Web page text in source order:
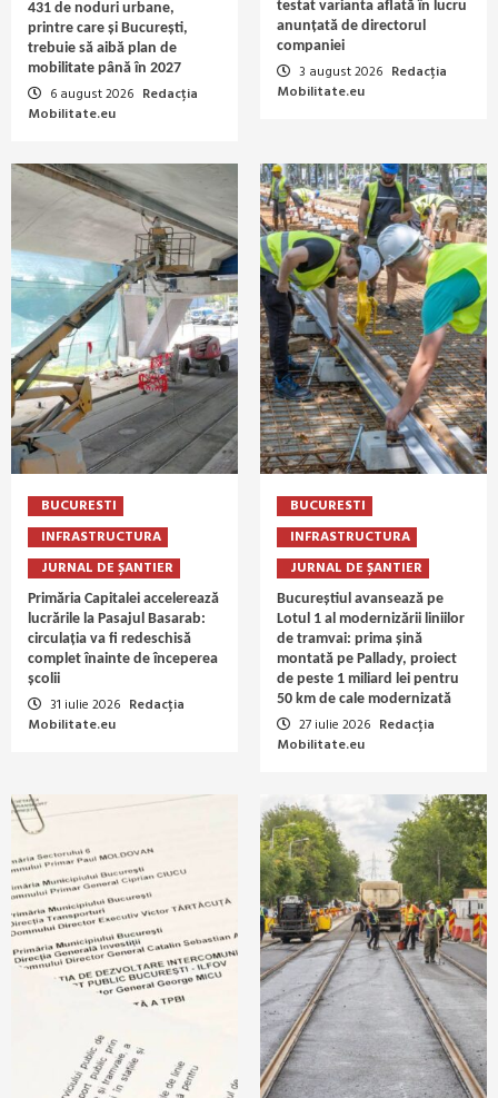
431 de noduri urbane,
printre care și București,
trebuie să aibă plan de
mobilitate până în 2027
6 august 2026 Redacția
Mobilitate.eu
testat varianta aflată în lucru
anunțată de directorul
companiei
3 august 2026 Redacția
Mobilitate.eu
BUCURESTI
INFRASTRUCTURA
JURNAL DE ȘANTIER
Primăria Capitalei accelerează
lucrările la Pasajul Basarab:
circulația va fi redeschisă
complet înainte de începerea
școlii
31 iulie 2026 Redacția
Mobilitate.eu
BUCURESTI
INFRASTRUCTURA
JURNAL DE ȘANTIER
Bucureștiul avansează pe
Lotul 1 al modernizării liniilor
de tramvai: prima șină
montată pe Pallady, proiect
de peste 1 miliard lei pentru
50 km de cale modernizată
27 iulie 2026 Redacția
Mobilitate.eu